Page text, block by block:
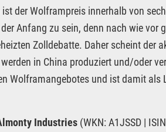
der Wolframpreis innerhalb von
Anfang zu sein, denn nach wie vor
Zolldebatte. Daher scheint der
in China produziert und/oder
Wolframangebotes und ist damit als
Industries (WKN: A1JSSD |